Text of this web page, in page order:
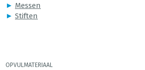
► Messen
► Stiften
OPVULMATERIAAL